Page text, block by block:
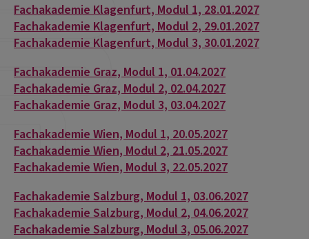
Fachakademie Klagenfurt, Modul 1, 28.01.2027
Fachakademie Klagenfurt, Modul 2, 29.01.2027
Fachakademie Klagenfurt, Modul 3, 30.01.2027
Fachakademie Graz, Modul 1, 01.04.2027
Fachakademie Graz, Modul 2, 02.04.2027
Fachakademie Graz, Modul 3, 03.04.2027
Fachakademie Wien, Modul 1, 20.05.2027
Fachakademie Wien, Modul 2, 21.05.2027
Fachakademie Wien, Modul 3, 22.05.2027
Fachakademie Salzburg, Modul 1, 03.06.2027
Fachakademie Salzburg, Modul 2, 04.06.2027
Fachakademie Salzburg, Modul 3, 05.06.2027